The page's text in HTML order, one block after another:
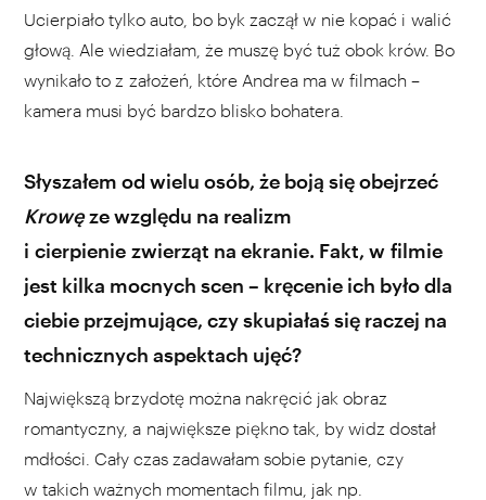
Ucierpiało tylko auto, bo byk zaczął w nie kopać i walić
głową. Ale wiedziałam, że muszę być tuż obok krów. Bo
wynikało to z założeń, które Andrea ma w filmach –
kamera musi być bardzo blisko bohatera.
Słyszałem od wielu osób, że boją się obejrzeć
Krowęze względu na realizm
i cierpienie zwierząt na ekranie. Fakt, w filmie
jest kilka mocnych scen – kręcenie ich było dla
ciebie przejmujące, czy skupiałaś się raczej na
technicznych aspektach ujęć?
Największą brzydotę można nakręcić jak obraz
romantyczny, a największe piękno tak, by widz dostał
mdłości. Cały czas zadawałam sobie pytanie, czy
w takich ważnych momentach filmu, jak np.